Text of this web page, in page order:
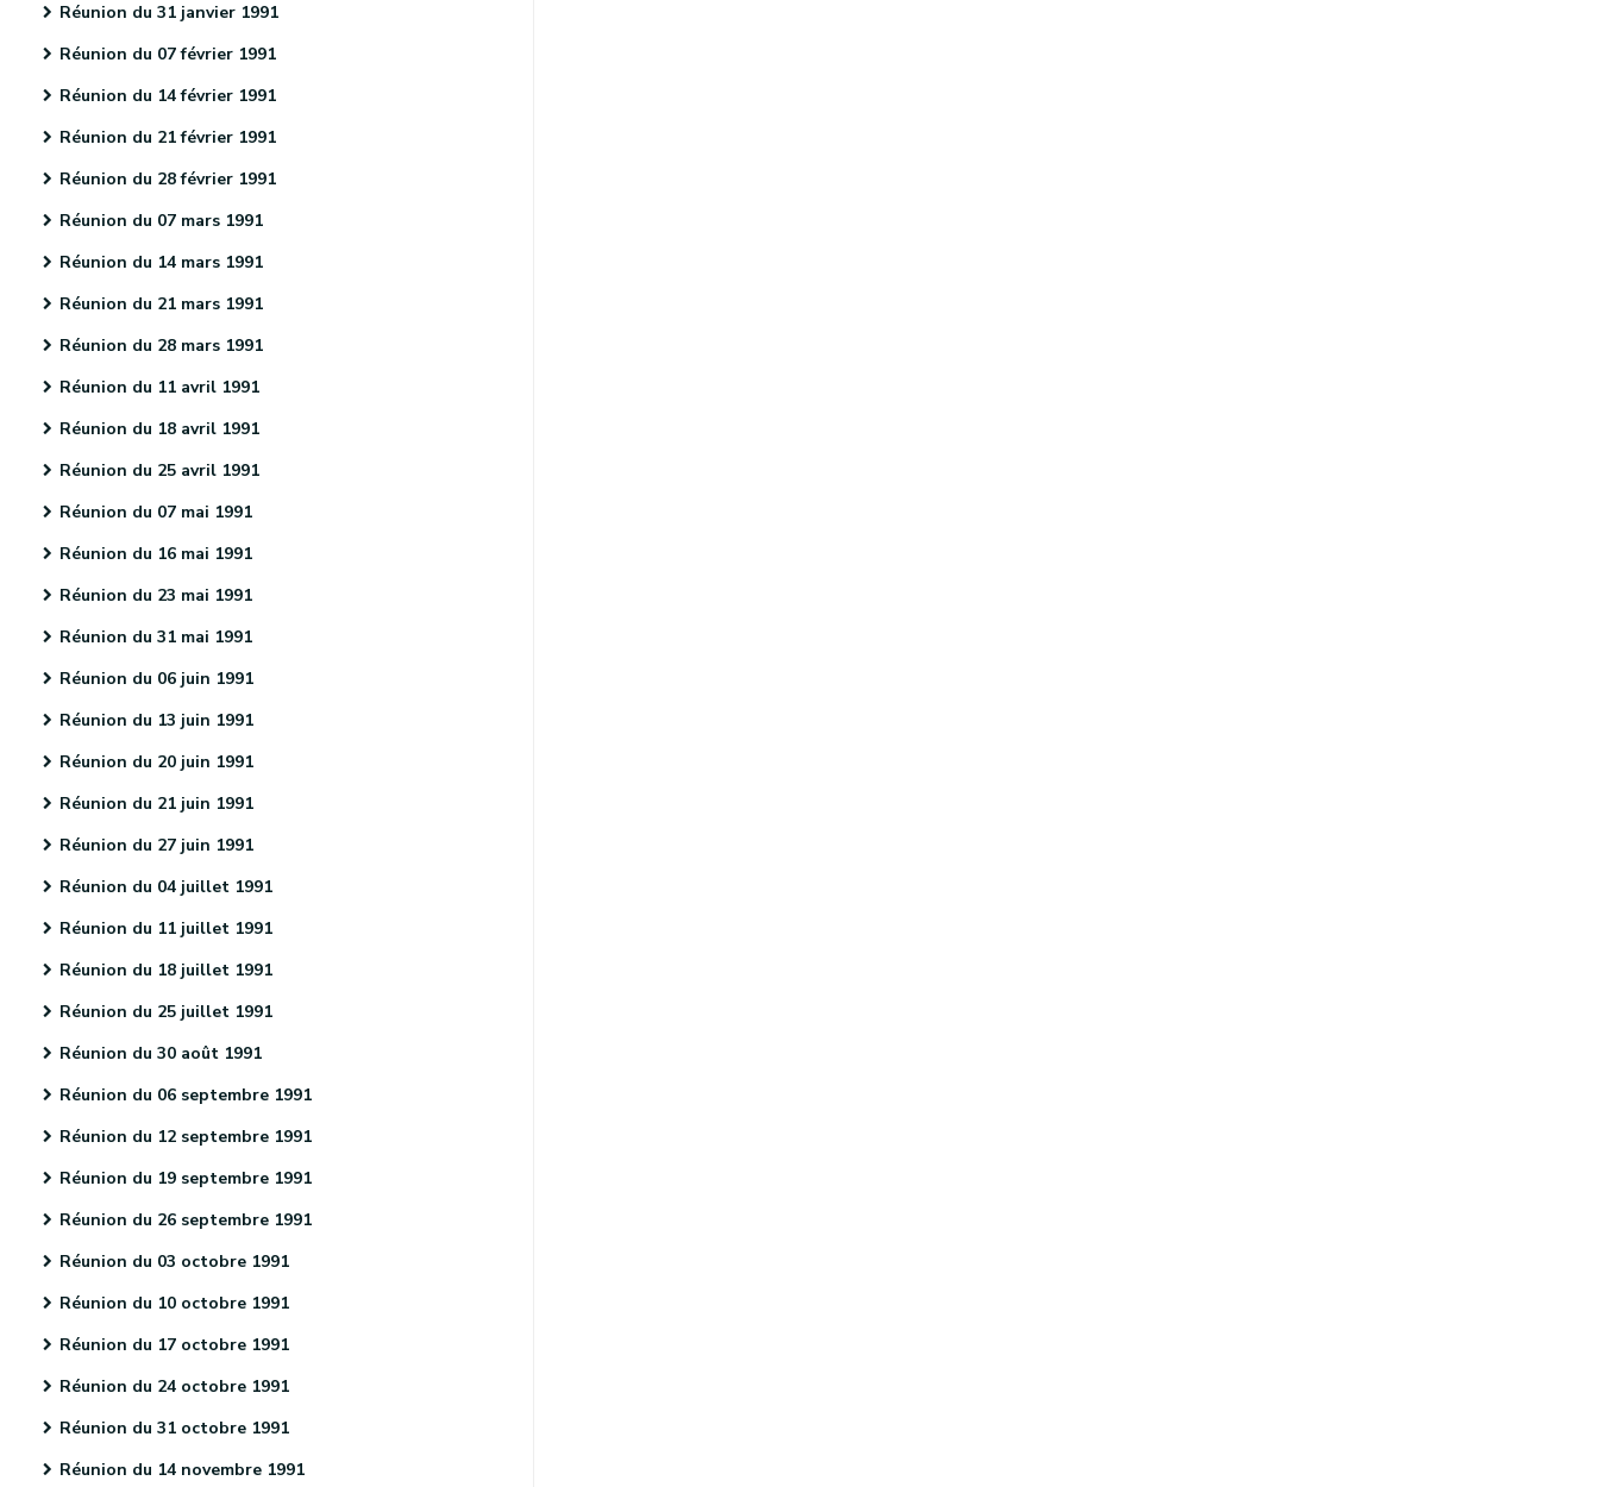
Réunion du 31 janvier 1991
Réunion du 07 février 1991
Réunion du 14 février 1991
Réunion du 21 février 1991
Réunion du 28 février 1991
Réunion du 07 mars 1991
Réunion du 14 mars 1991
Réunion du 21 mars 1991
Réunion du 28 mars 1991
Réunion du 11 avril 1991
Réunion du 18 avril 1991
Réunion du 25 avril 1991
Réunion du 07 mai 1991
Réunion du 16 mai 1991
Réunion du 23 mai 1991
Réunion du 31 mai 1991
Réunion du 06 juin 1991
Réunion du 13 juin 1991
Réunion du 20 juin 1991
Réunion du 21 juin 1991
Réunion du 27 juin 1991
Réunion du 04 juillet 1991
Réunion du 11 juillet 1991
Réunion du 18 juillet 1991
Réunion du 25 juillet 1991
Réunion du 30 août 1991
Réunion du 06 septembre 1991
Réunion du 12 septembre 1991
Réunion du 19 septembre 1991
Réunion du 26 septembre 1991
Réunion du 03 octobre 1991
Réunion du 10 octobre 1991
Réunion du 17 octobre 1991
Réunion du 24 octobre 1991
Réunion du 31 octobre 1991
Réunion du 14 novembre 1991